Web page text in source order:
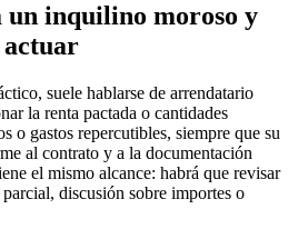
un inquilino moroso y
actuar
suele hablarse de arrendatario
la renta pactada o cantidades
o gastos repercutibles, siempre que su
al contrato y a la documentación
el mismo alcance: habrá que revisar
discusión sobre importes o